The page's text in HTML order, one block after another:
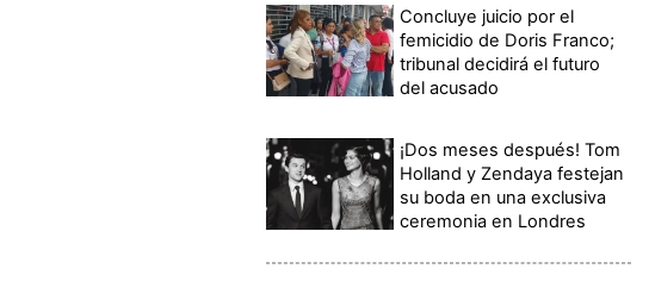
Concluye juicio por el
femicidio de Doris Franco;
tribunal decidirá el futuro
del acusado
¡Dos meses después! Tom
Holland y Zendaya festejan
su boda en una exclusiva
ceremonia en Londres